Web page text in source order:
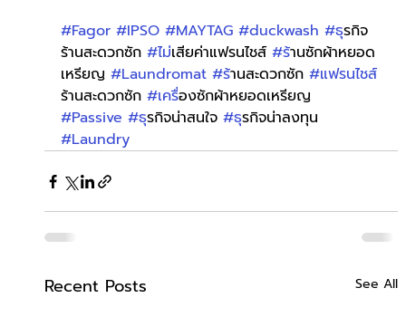
#Fagor #IPSO #MAYTAG #duckwash #ธุรกิจ
ร้านสะดวกซัก #ไม่เสียค่าแฟรนไชส์ #ร้านซักผ้าหยอด
เหรียญ #Laundromat #ร้านสะดวกซัก #แฟรนไชส์
ร้านสะดวกซัก #เครื่องซักผ้าหยอดเหรียญ
#Passive #ธุรกิจน่าสนใจ #ธุรกิจน่าลงทุน
#Laundry
Recent Posts See All